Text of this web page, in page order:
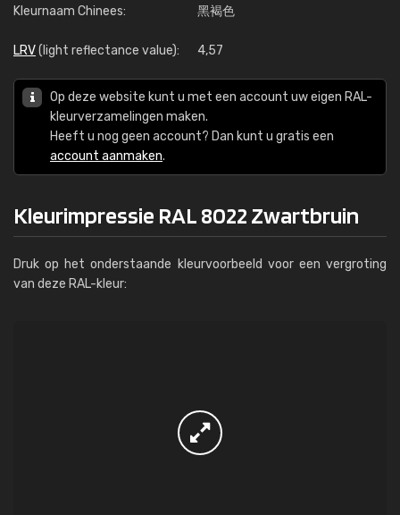
Kleurnaam Chinees:
黑褐色
LRV(light reflectance value): 4,57
Op deze website kunt u met een account uw eigen RAL-
kleurverzamelingen maken.
Heeft u nog geen account? Dan kunt u gratis een
account aanmaken.
Kleurimpressie RAL 8022 Zwartbruin
Druk op het onderstaande kleurvoorbeeld voor een vergroting
van deze RAL-kleur: